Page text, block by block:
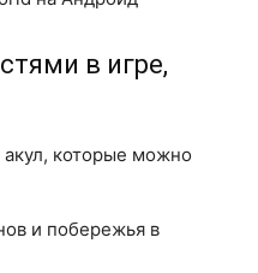
в игре,
которые можно
и побережья в